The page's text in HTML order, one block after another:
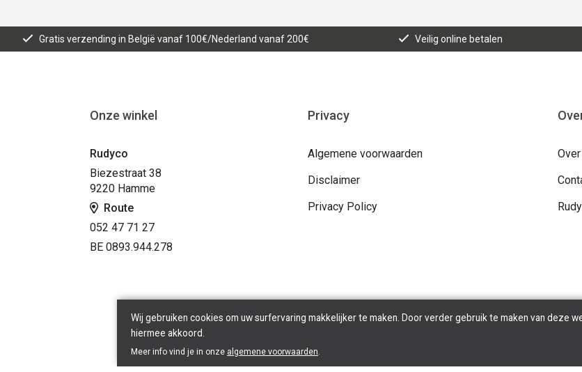
Gratis verzending in België vanaf 100€/Nederland vanaf 200€ Veilig online betalen
Onze winkel
Rudyco
Biezestraat 38
9220 Hamme
Route
052 47 71 27
BE 0893.944.278
Privacy
Algemene voorwaarden
Disclaimer
Privacy Policy
Wij gebruiken cookies om uw surfervaring makkelijker te maken. Door verder gebruik te maken van deze
hiermee akkoord.
Meer info vind je in onze algemene voorwaarden.